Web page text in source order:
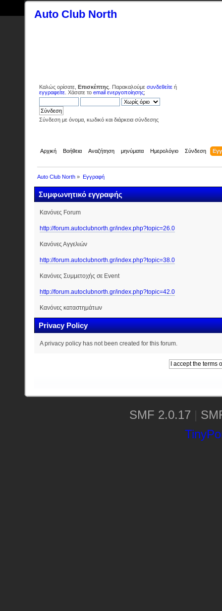
Auto Club North
Καλώς ορίσατε, Επισκέπτης . Παρακαλούμε συνδεθείτε ή
εγγραφείτε . Χάσατε το email ενεργοποίησης;
Σύνδεση με όνομα, κωδικό και διάρκεια σύνδεσης
Αρχική Βοήθεια Αναζήτηση μηνύματα Ημερολόγιο Σύνδεση
Auto Club North » Εγγραφή
Συμφωνητικό εγγραφής
Κανόνες Forum
http://forum.autoclubnorth.gr/index.php?topic=26.0
Κανόνες Αγγελιών
http://forum.autoclubnorth.gr/index.php?topic=38.0
Κανόνες Συμμετοχής σε Event
http://forum.autoclubnorth.gr/index.php?topic=42.0
Κανόνες καταστημάτων
Privacy Policy
A privacy policy has not been created for this forum.
SMF 2.0.17 |